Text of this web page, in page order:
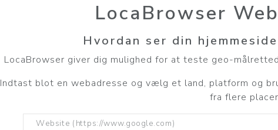
LocaBrowser
Hvordan ser din
LocaBrowser giver dig mulighed for at teste geo-
Indtast blot en webadresse og vælg et land, platform og
fra flere
Website (https://www.google.com)